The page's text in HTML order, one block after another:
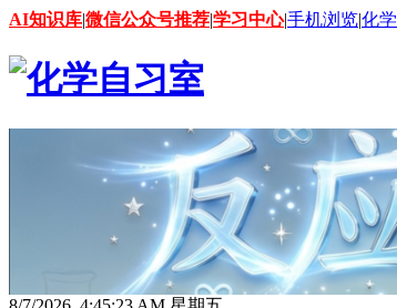
AI知识库|微信公众号推荐|学习中心|手机浏览|化